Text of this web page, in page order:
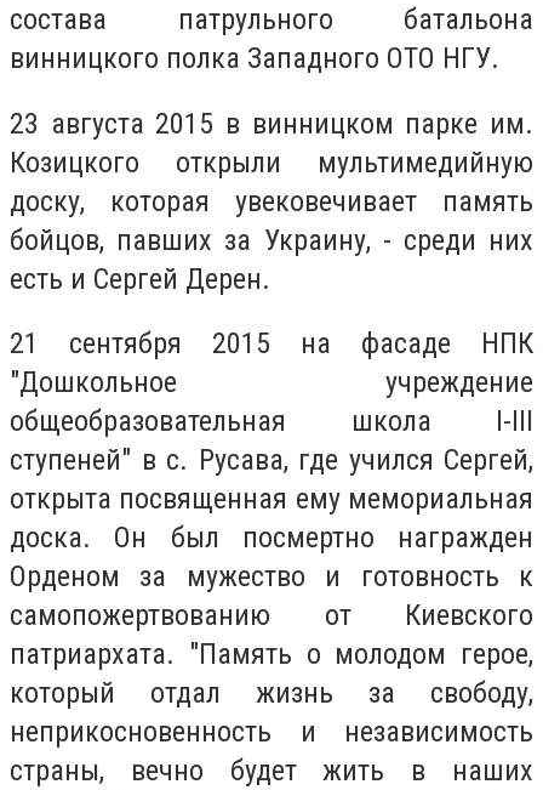
состава патрульного батальона
винницкого полка Западного ОТО НГУ.
23 августа 2015 в винницком парке им.
Козицкого открыли мультимедийную
доску, которая увековечивает память
бойцов, павших за Украину, - среди них
есть и Сергей Дерен.
21 сентября 2015 на фасаде НПК
"Дошкольное учреждение
общеобразовательная школа I-III
ступеней" в с. Русава, где учился Сергей,
открыта посвященная ему мемориальная
доска. Он был посмертно награжден
Орденом за мужество и готовность к
самопожертвованию от Киевского
патриархата. "Память о молодом герое,
который отдал жизнь за свободу,
неприкосновенность и независимость
страны, вечно будет жить в наших